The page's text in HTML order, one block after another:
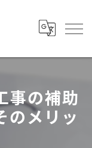
事の補助
のメリッ